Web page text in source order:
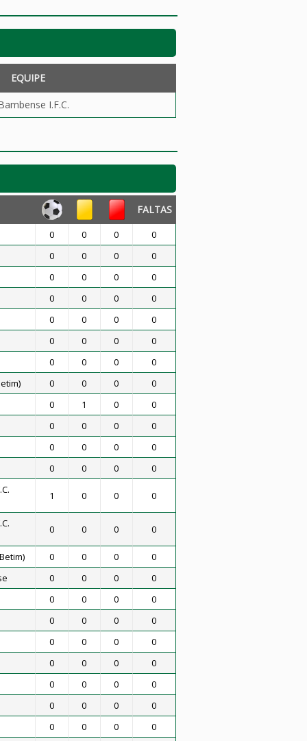
EQUIPE
I.F.C.
FALTAS
0 0 0
0
0
0 0
0
0
0 0
0
0
0 0
0
0
0 0
0
0
0 0
0
0
0 0
0
0 0 0
0
0
1 0
0
0
0 0
0
0
0 0
0
0
0 0
0
1 0 0 0
0 0 0 0
0 0 0
0
0 0 0
0
0
0 0
0
0
0 0
0
0
0 0
0
0
0 0
0
0
0 0
0
0
0 0
0
0
0 0 0